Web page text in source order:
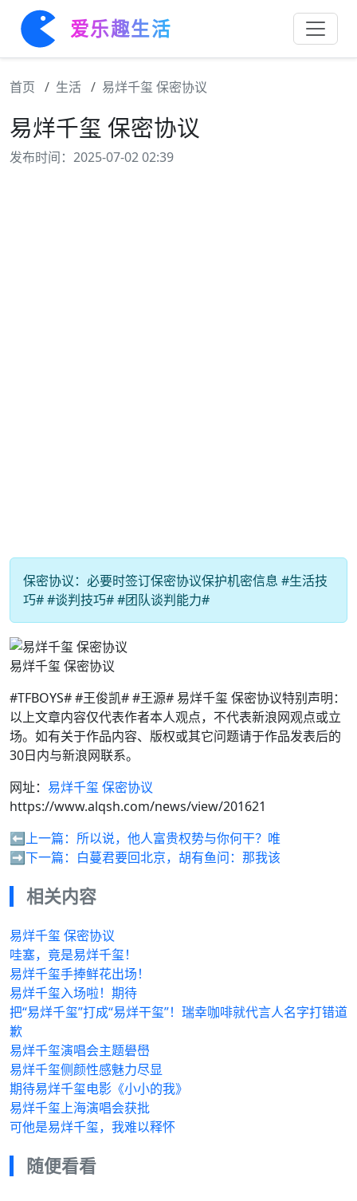
爱乐趣生活
首页 生活 易烊千玺 保密协议
易烊千玺 保密协议
发布时间：2025-07-02 02:39
保密协议：必要时签订保密协议保护机密信息 #生活技
巧# #谈判技巧# #团队谈判能力#
易烊千玺 保密协议
#TFBOYS# #王俊凯# #王源# 易烊千玺 保密协议特别声明：
以上文章内容仅代表作者本人观点，不代表新浪网观点或立
场。如有关于作品内容、版权或其它问题请于作品发表后的
30日内与新浪网联系。
网址： 易烊千玺 保密协议
https://www.alqsh.com/news/view/201621
⬅️上一篇： 所以说，他人富贵权势与你何干？唯
➡️下一篇： 白蔓君要回北京，胡有鱼问：那我该
相关内容
易烊千玺 保密协议
哇塞，竟是易烊千玺！
易烊千玺手捧鲜花出场！
易烊千玺入场啦！期待
把“易烊千玺”打成“易烊干玺”！瑞幸咖啡就代言人名字打错道
歉
易烊千玺演唱会主题礐嶨
易烊千玺侧颜性感魅力尽显
期待易烊千玺电影《小小的我》
易烊千玺上海演唱会获批
可他是易烊千玺，我难以释怀
随便看看